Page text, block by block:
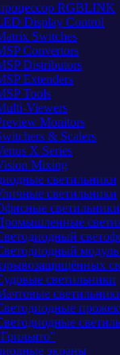
RGBLINK
Display Control
Switches
Convertors
Distributors
Extenders
Tools
Viewers
Monitors
& Scalers
X Series
Mixing
светильники
светильники
светильники
модуль
светильники
экраны